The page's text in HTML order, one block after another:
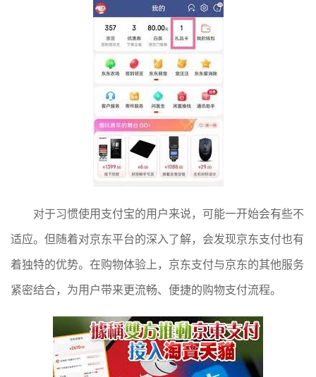
对于习惯使用支付宝的用户来说，可能一开始会有些不
适应。但随着对京东平台的深入了解，会发现京东支付也有
着独特的优势。在购物体验上，京东支付与京东的其他服务
紧密结合，为用户带来更流畅、便捷的购物支付流程。